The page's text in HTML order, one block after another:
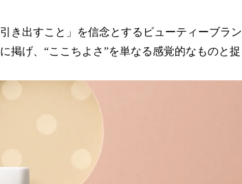
！
数
読
き出すこと」を信念とするビューティーブラン
掲げ、“ここちよさ”を単なる感覚的なものと捉